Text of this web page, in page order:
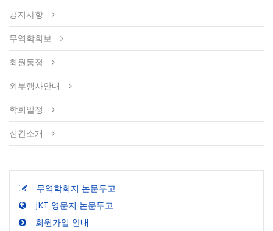
공지사항
무역학회보
회원동정
외부행사안내
학회일정
신간소개
무역학회지 논문투고
JKT 영문지 논문투고
회원가입 안내